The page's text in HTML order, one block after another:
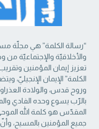
“رسالة الكلمة” هي مجلّة
والأخلاقيّة والإجتماعيّة من
تعزيز إيمان المؤمنين
‏الكلمة” الإيمان الإنجيليّ،
وروح قدس، والولادة
بالرّب يسوع وحده الفادي
‏المقدّس هو كلمة الله
جميع المؤمنين بالمسيح،